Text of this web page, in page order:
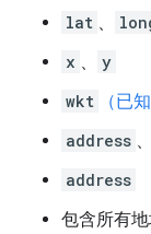
lat 、
x 、
y
wkt
（已
address 、
address
包含所有